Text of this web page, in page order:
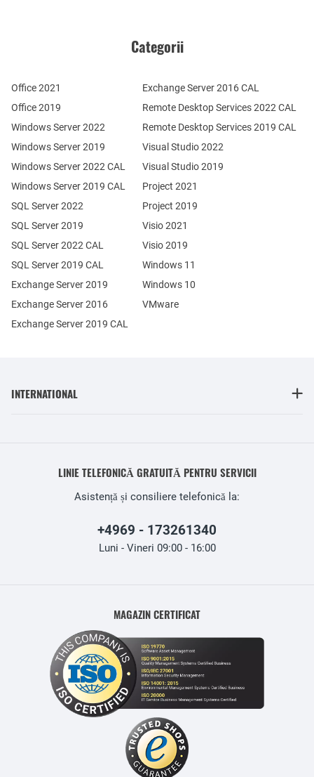
Categorii
Office 2021
Office 2019
Windows Server 2022
Windows Server 2019
Exchange Server 2019
Exchange Server 2016
SQL Server 2022
SQL Server 2019
Windows Server 2022 CAL
Windows Server 2019 CAL
SQL Server 2022 CAL
SQL Server 2019 CAL
Remote Desktop Services 2022 CAL
Remote Desktop Services 2019 CAL
Exchange Server 2019 CAL
Exchange Server 2016 CAL
Visual Studio 2022
Visual Studio 2019
Project 2021
Project 2019
Visio 2021
Visio 2019
Windows 11
Windows 10
VMware
INTERNATIONAL
LINIE TELEFONICĂ GRATUITĂ PENTRU SERVICII
Asistență și consiliere telefonică la:
+4969 - 173261340
Luni - Vineri 09:00 - 16:00
MAGAZIN CERTIFICAT